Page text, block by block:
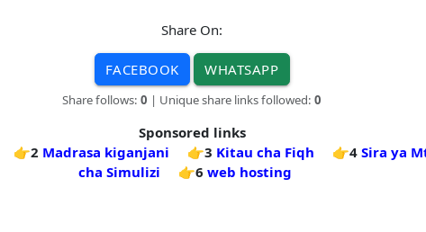
Share On:
FACEBOOK WHATSAPP
Share follows: 0 | Unique share links followed: 0
Sponsored links
👉2 Madrasa kiganjani 👉3 Kitau cha Fiqh 👉4 Sira ya
cha Simulizi
👉6 web hosting